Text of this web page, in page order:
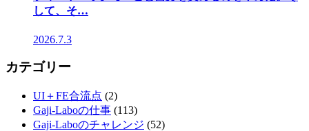
して、そ…
2026.7.3
カテゴリー
UI＋FE合流点 (2)
Gaji-Laboの仕事 (113)
Gaji-Laboのチャレンジ (52)